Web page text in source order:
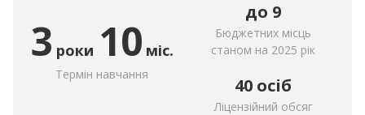
3 роки 10 міс.
Термін навчання
до 9
Бюджетних місць
станом на 2025 рік
40 осіб
Ліцензійний обсяг